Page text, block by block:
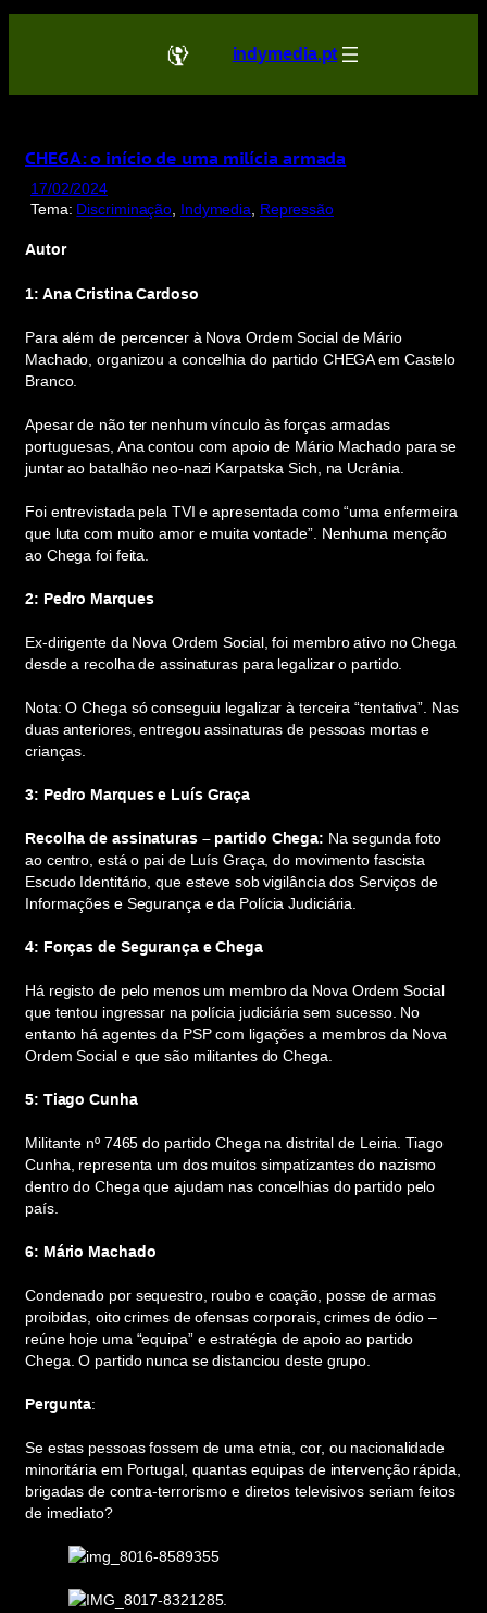
Saltar
conteúdo
indymedia.pt
CHEGA: o início de uma milícia armada
17/02/2024
Tema: Discriminação, Indymedia, Repressão
Autor
1: Ana Cristina Cardoso
Para além de percencer à Nova Ordem Social de Mário
Machado, organizou a concelhia do partido CHEGA em Castelo
Branco.
Apesar de não ter nenhum vínculo às forças armadas
portuguesas, Ana contou com apoio de Mário Machado para se
juntar ao batalhão neo-nazi Karpatska Sich, na Ucrânia.
Foi entrevistada pela TVI e apresentada como “uma enfermeira
que luta com muito amor e muita vontade”. Nenhuma menção
ao Chega foi feita.
2: Pedro Marques
Ex-dirigente da Nova Ordem Social, foi membro ativo no Chega
desde a recolha de assinaturas para legalizar o partido.
Nota: O Chega só conseguiu legalizar à terceira “tentativa”. Nas
duas anteriores, entregou assinaturas de pessoas mortas e
crianças.
3: Pedro Marques e Luís Graça
Recolha de assinaturas – partido Chega: Na segunda foto
ao centro, está o pai de Luís Graça, do movimento fascista
Escudo Identitário, que esteve sob vigilância dos Serviços de
Informações e Segurança e da Polícia Judiciária.
4: Forças de Segurança e Chega
Há registo de pelo menos um membro da Nova Ordem Social
que tentou ingressar na polícia judiciária sem sucesso. No
entanto há agentes da PSP com ligações a membros da Nova
Ordem Social e que são militantes do Chega.
5: Tiago Cunha
Militante nº 7465 do partido Chega na distrital de Leiria. Tiago
Cunha, representa um dos muitos simpatizantes do nazismo
dentro do Chega que ajudam nas concelhias do partido pelo
país.
6: Mário Machado
Condenado por sequestro, roubo e coação, posse de armas
proibidas, oito crimes de ofensas corporais, crimes de ódio –
reúne hoje uma “equipa” e estratégia de apoio ao partido
Chega. O partido nunca se distanciou deste grupo.
Pergunta:
Se estas pessoas fossem de uma etnia, cor, ou nacionalidade
minoritária em Portugal, quantas equipas de intervenção rápida,
brigadas de contra-terrorismo e diretos televisivos seriam feitos
de imediato?